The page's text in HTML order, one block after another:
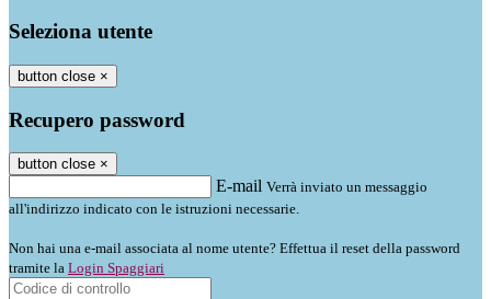
Seleziona utente
button close ×
Recupero password
button close ×
E-mail Verrà inviato un messaggio
all'indirizzo indicato con le istruzioni necessarie.
Non hai una e-mail associata al nome utente? Effettua il reset della password
tramite la Login Spaggiari